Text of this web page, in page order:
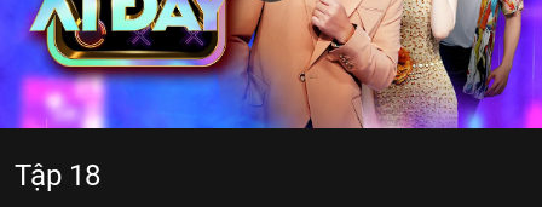
Tập 18